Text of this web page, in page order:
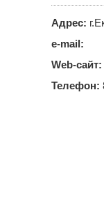
Адрес:
e-mail:
Web-сайт:
Телефон: